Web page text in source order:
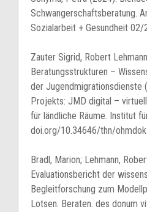
Schwangerschaftsberatung.
Sozialarbeit + Gesundheit 02/
Zauter Sigrid, Robert
Beratungsstrukturen –
der Jugendmigrationsdienste
Projekts: JMD digital –
für ländliche Räume. Institut
doi.org/10.34646/thn/
Bradl, Marion; Lehmann,
Evaluationsbericht der
Begleitforschung zum
Lotsen. Beraten. des donum